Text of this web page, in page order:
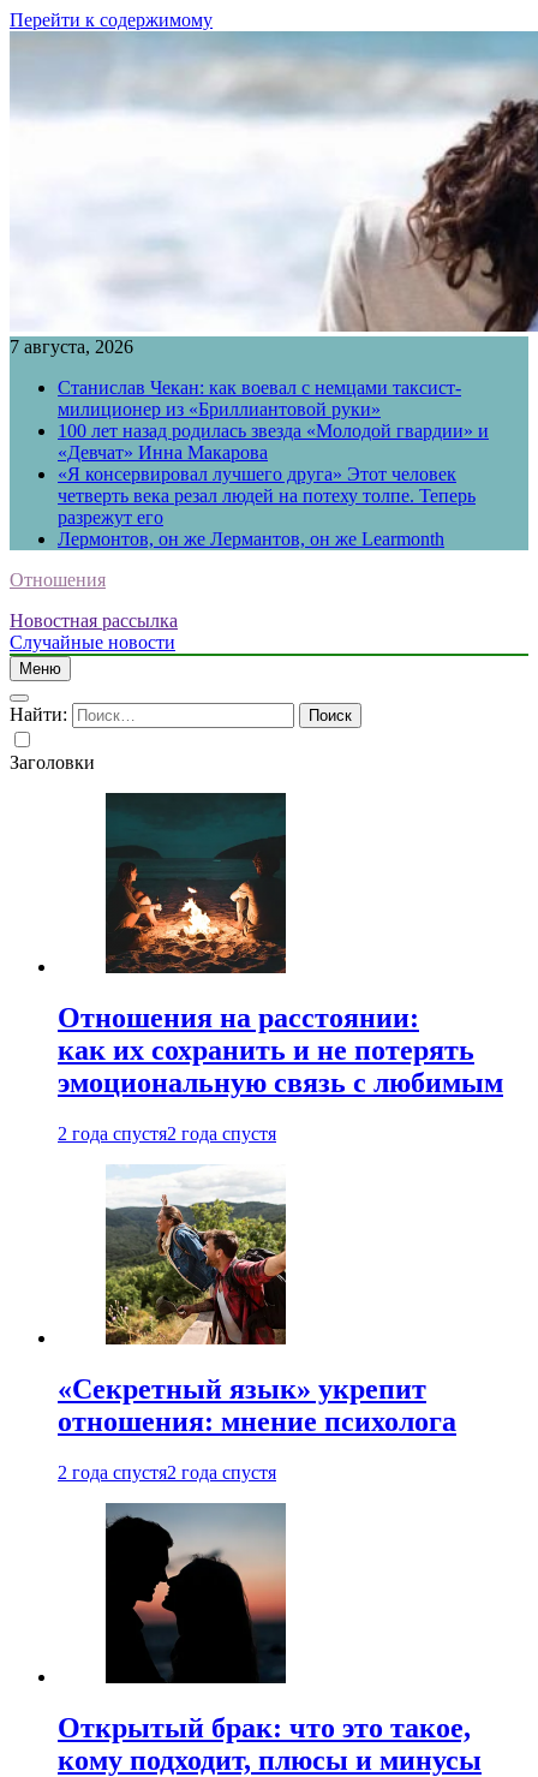
Перейти к содержимому
7 августа, 2026
Станислав Чекан: как воевал с немцами таксист-
милиционер из «Бриллиантовой руки»
100 лет назад родилась звезда «Молодой гвардии» и
«Девчат» Инна Макарова
«Я консервировал лучшего друга» Этот человек
четверть века резал людей на потеху толпе. Теперь
разрежут его
Лермонтов, он же Лермантов, он же Learmonth
Отношения
Новостная рассылка
Случайные новости
Меню
Найти:
Заголовки
Отношения на расстоянии:
как их сохранить и не потерять
эмоциональную связь с любимым
2 года спустя2 года спустя
«Секретный язык» укрепит
отношения: мнение психолога
2 года спустя2 года спустя
Открытый брак: что это такое,
кому подходит, плюсы и минусы